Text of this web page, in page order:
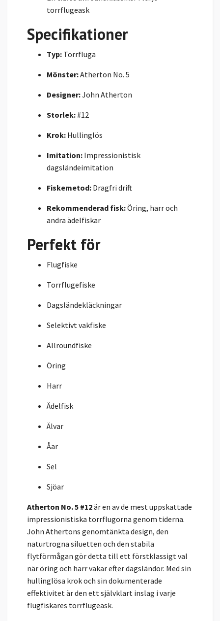
torrflugeask
Specifikationer
Typ: Torrfluga
Mönster:Atherton No. 5
Designer:John Atherton
Storlek:#12
Krok: Hullinglös
Imitation: Impressionistisk
dagsländeimitation
Fiskemetod: Dragfri drift
Rekommenderad fisk:Öring, harr och
andra ädelfiskar
Perfekt för
Flugfiske
Torrflugefiske
Dagsländekläckningar
Selektivt vakfiske
Allroundfiske
Öring
Harr
Ädelfisk
Älvar
Åar
Sel
Sjöar
Atherton No. 5 #12är en av de mest uppskattade
impressionistiska torrflugorna genom tiderna.
John Athertons genomtänkta design, den
naturtrogna siluetten och den stabila
flytförmågan gör detta till ett förstklassigt val
när öring och harr vakar efter dagsländor. Med sin
hullinglösa krok och sin dokumenterade
effektivitet är den ett självklart inslag i varje
flugfiskares torrflugeask.